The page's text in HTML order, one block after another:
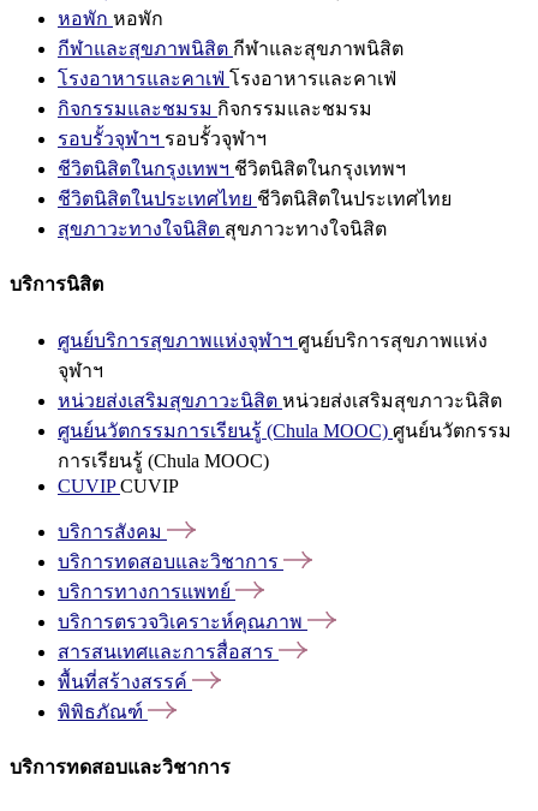
หอพัก หอพัก
กีฬาและสุขภาพนิสิต กีฬาและสุขภาพนิสิต
โรงอาหารและคาเฟ่ โรงอาหารและคาเฟ่
กิจกรรมและชมรม กิจกรรมและชมรม
รอบรั้วจุฬาฯ รอบรั้วจุฬาฯ
ชีวิตนิสิตในกรุงเทพฯ ชีวิตนิสิตในกรุงเทพฯ
ชีวิตนิสิตในประเทศไทย ชีวิตนิสิตในประเทศไทย
สุขภาวะทางใจนิสิต สุขภาวะทางใจนิสิต
บริการนิสิต
ศูนย์บริการสุขภาพแห่งจุฬาฯ ศูนย์บริการสุขภาพแห่ง
จุฬาฯ
หน่วยส่งเสริมสุขภาวะนิสิต หน่วยส่งเสริมสุขภาวะนิสิต
ศูนย์นวัตกรรมการเรียนรู้ (Chula MOOC) ศูนย์นวัตกรรม
การเรียนรู้ (Chula MOOC)
CUVIPCUVIP
บริการสังคม
บริการทดสอบและวิชาการ
บริการทางการแพทย์
บริการตรวจวิเคราะห์คุณภาพ
สารสนเทศและการสื่อสาร
พื้นที่สร้างสรรค์
พิพิธภัณฑ์
บริการทดสอบและวิชาการ